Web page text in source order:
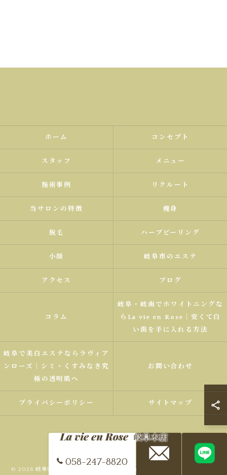
058-247-8820
ホーム コンセプト
スタッフ メニュー
施術事例 リクルート
当サロンの特徴 痩身
脱毛 ハーブピーリング
小顔 岐阜市のエステ
アクセス ブログ
コラム
岐阜・岐南でホワイトニングな
らLa vie en Rose｜安くて白
い歯を手に入れる方法
岐阜で美白エステならラヴィア
ンローズ｜シミ・くすみなき究
極の透明肌へ
お問い合わせ
プライバシーポリシー サイトマップ
© 2026 岐阜県、岐南町でエステならLa vie en Rose 岐阜本店 ALL RIGHTS